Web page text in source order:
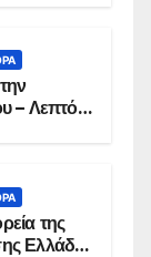
– Λεπτό
της
Ελλάδος